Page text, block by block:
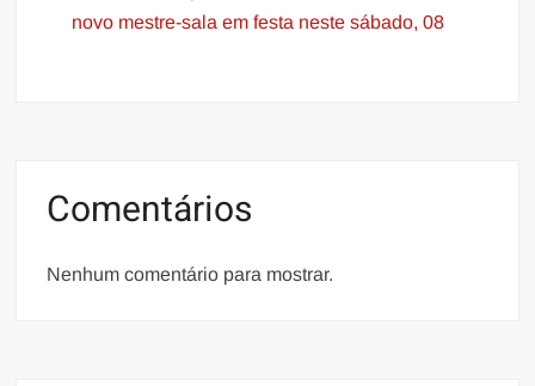
novo mestre-sala em festa neste sábado, 08
Comentários
Nenhum comentário para mostrar.